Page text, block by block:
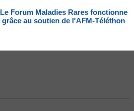
Le Forum Maladies Rares fonctionne
grâce au soutien de l'AFM-Téléthon